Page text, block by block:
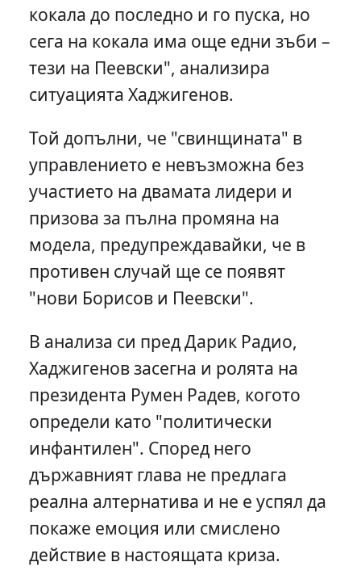
кокала до последно и го пуска, но
сега на кокала има още едни зъби –
тези на Пеевски", анализира
ситуацията Хаджигенов.
Той допълни, че "свинщината" в
управлението е невъзможна без
участието на двамата лидери и
призова за пълна промяна на
модела, предупреждавайки, че в
противен случай ще се появят
"нови Борисов и Пеевски".
В анализа си пред Дарик Радио,
Хаджигенов засегна и ролята на
президента Румен Радев, когото
определи като "политически
инфантилен". Според него
държавният глава не предлага
реална алтернатива и не е успял да
покаже емоция или смислено
действие в настоящата криза.